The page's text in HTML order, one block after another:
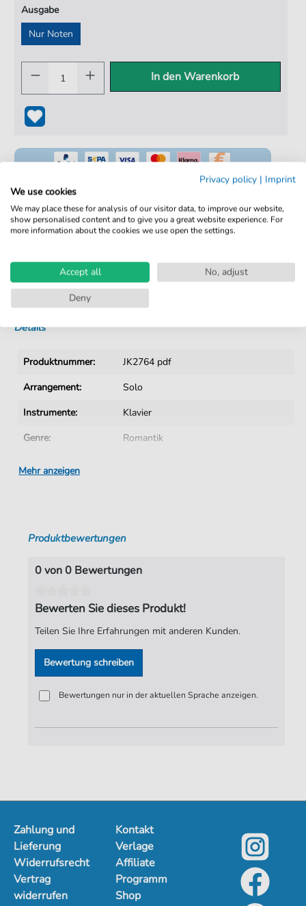
Ausgabe
Nur Noten
In den Warenkorb
100% Legal & Lizenziert
Kein Abo. Fairer Einzelkauf.
Sofortiger Download nach Kauf
Details
Produktnummer:
JK2764 pdf
Arrangement:
Solo
Instrumente:
Klavier
Genre:
Romantik
Ära:
Autoren:
Wenzel
Seiten:
2
Verlag:
Jürgen Knuth
Mehr anzeigen
Produktbewertungen
0 von 0 Bewertungen
Bewerten Sie dieses Produkt!
Teilen Sie Ihre Erfahrungen mit anderen Kunden.
Bewertung schreiben
Bewertungen nur in der aktuellen Sprache anzeigen.
Zahlung und
Lieferung
Widerrufsrecht
Vertrag
widerrufen
Kontakt
Verlage
Affiliate
Programm
Shop
Privacy policy | Imprint
We use cookies
We may place these for analysis of our visitor data, to improve our website,
show personalised content and to give you a great website experience. For
more information about the cookies we use open the settings.
Accept all
No, adjust
Deny